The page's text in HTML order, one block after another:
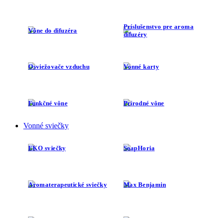
Vône do difuzéra
Príslušenstvo pre aroma
difuzéry
Osviežovače vzduchu Vonné karty
Funkčné vône Prírodné vône
Vonné sviečky
EKO sviečky SoapHoria
Aromaterapeutické sviečky Max Benjamin